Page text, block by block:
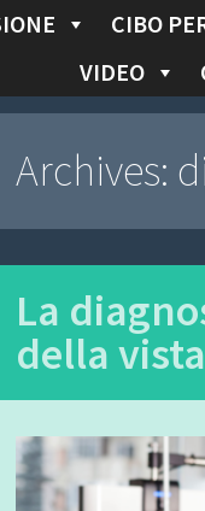
CIBO
VIDEO
Archives:
La
della vista